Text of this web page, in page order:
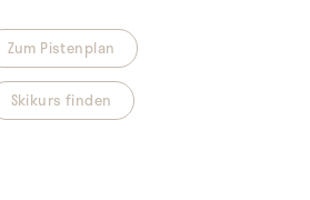
Zum Pistenplan
Skikurs finden